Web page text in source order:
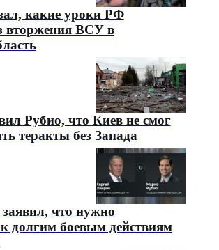
какие уроки РФ
вторжения ВСУ в
Рубио, что Киев не смог
теракты без Запада
что нужно
к долгим боевым действиям